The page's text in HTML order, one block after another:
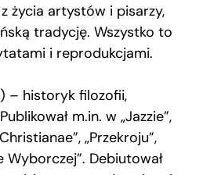
życia artystów i pisarzy,
tradycję. Wszystko to
i reprodukcjami.
– historyk filozofii,
m.in. w „Jazzie”,
„Przekroju”,
Wyborczej”. Debiutował